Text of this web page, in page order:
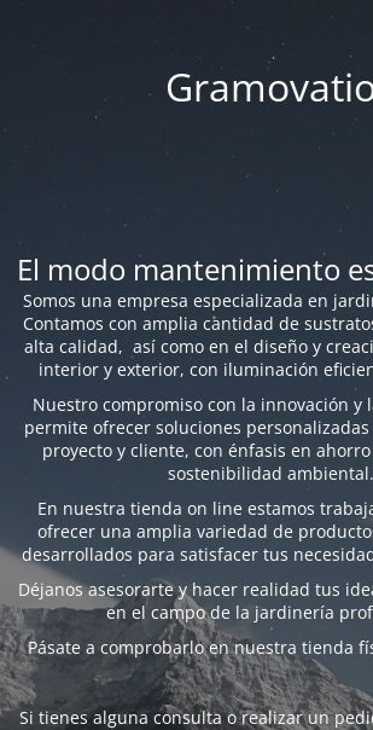
El modo mantenimiento
Somos una empresa especializada en
Contamos con amplia cantidad de
alta calidad, así como en el diseño y
interior y exterior, con iluminación
Nuestro compromiso con la innovación y
permite ofrecer soluciones
proyecto y cliente, con énfasis en
sostenibilidad ambiental.
En nuestra tienda on line estamos
ofrecer una amplia variedad de
desarrollados para satisfacer tus
Déjanos asesorarte y hacer realidad tus
en el campo de la jardinería
Pásate a comprobarlo en nuestra tienda
Si tienes alguna consulta o realizar un